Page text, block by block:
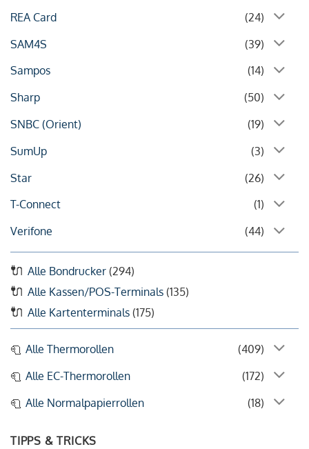
REA Card
(24)
SAM4S
(39)
Sampos
(14)
Sharp
(50)
SNBC (Orient)
(19)
SumUp
(3)
Star
(26)
T-Connect
(1)
Verifone
(44)
Alle Bondrucker (294)
Alle Kassen/POS-Terminals (135)
Alle Kartenterminals (175)
Alle Thermorollen
(409)
Alle EC-Thermorollen
(172)
Alle Normalpapierrollen
(18)
TIPPS & TRICKS